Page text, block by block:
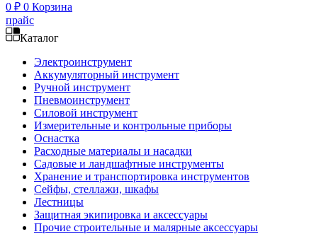
0 ₽ 0 Корзина
прайс
Каталог
Электроинструмент
Аккумуляторный инструмент
Ручной инструмент
Пневмоинструмент
Силовой инструмент
Измерительные и контрольные приборы
Оснастка
Расходные материалы и насадки
Садовые и ландшафтные инструменты
Хранение и транспортировка инструментов
Сейфы, стеллажи, шкафы
Лестницы
Защитная экипировка и аксессуары
Прочие строительные и малярные аксессуары